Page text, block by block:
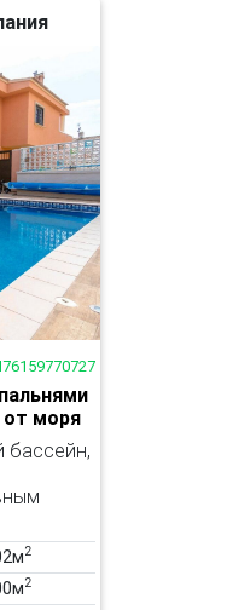
от моря
бассейн,
2
2